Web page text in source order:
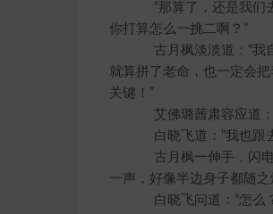
“那算了，还是我们去
你打算怎么一挑二啊？”
古月枫淡淡道：“我自
就算拼了老命，也一定会
关键！”
艾佛璐茜肃容应道：
白晓飞道：“我也跟去
古月枫一伸手，闪电
一声，好像半边身子都随
白晓飞问道：“怎么